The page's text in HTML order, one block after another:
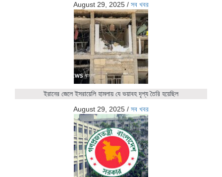
August 29, 2025 / সব খবর
ইরানের জেলে ইসরায়েলি হামলায় যে ভয়াবহ দৃশ্য তৈরি হয়েছিল
August 29, 2025 / সব খবর